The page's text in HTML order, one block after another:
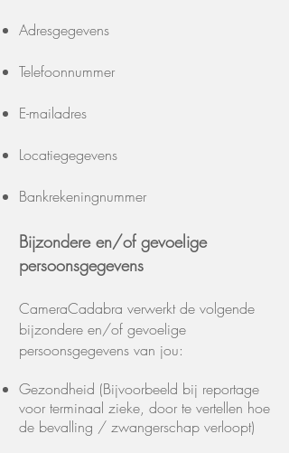
Adresgegevens
Telefoonnummer
E-mailadres
Locatiegegevens
Bankrekeningnummer
Bijzondere en/of gevoelige
persoonsgegevens
CameraCadabra verwerkt de volgende
bijzondere en/of gevoelige
persoonsgegevens van jou:
Gezondheid (Bijvoorbeeld bij reportage
voor terminaal zieke, door te vertellen hoe
de bevalling / zwangerschap verloopt)